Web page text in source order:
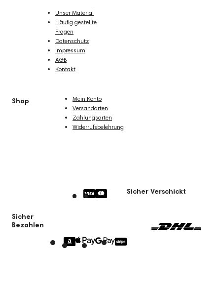
Unser Material
Häufig gestellte
Fragen
Datenschutz
Impressum
AGB
Kontakt
Shop
Mein Konto
Versandarten
Zahlungsarten
Widerrufsbelehrung
Sicher
Bezahlen
Sicher Verschickt